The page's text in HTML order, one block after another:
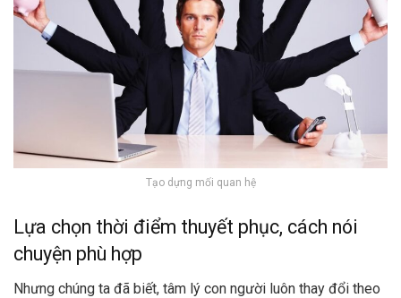
Tạo dựng mối quan hệ
Lựa chọn thời điểm thuyết phục, cách nói
chuyện phù hợp
Nhưng chúng ta đã biết, tâm lý con người luôn thay đổi theo